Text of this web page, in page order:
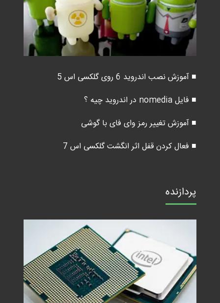
■ آموزش نصب اندروید 6 روی گلکسی اس 5
■ فایل nomedia در اندروید چیه ؟
■ آموزش تغییر رمز وای فای با گوشی
■ فعال کردن قفل اثر انگشت گلکسی اس 7
پردازنده